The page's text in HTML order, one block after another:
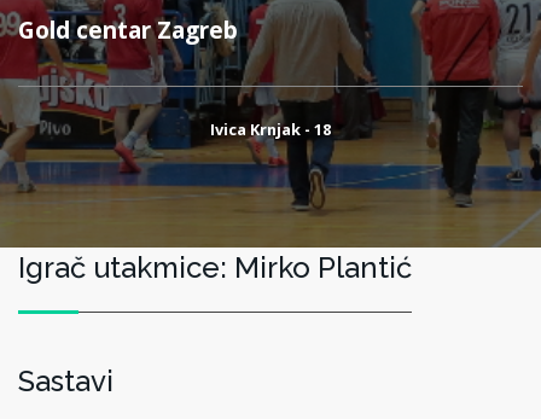
Gold centar Zagreb
Ivica Krnjak - 18
Igrač utakmice: Mirko Plantić
Sastavi